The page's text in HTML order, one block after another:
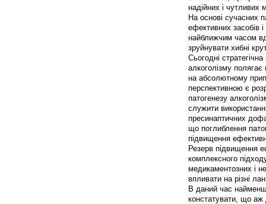
надійних і чутливих
На основі сучасних
ефективних засобів
найближчим часом
зруйнувати хибні
Сьогодні
алкоголізму
на абсолютному
перспективною є
патогенезу
служити
пресинаптичних
що поглиблення
підвищення
Резерв підвищення
комплексного
медикаментозних і
впливати на різні
В даний час
констатувати, що аж